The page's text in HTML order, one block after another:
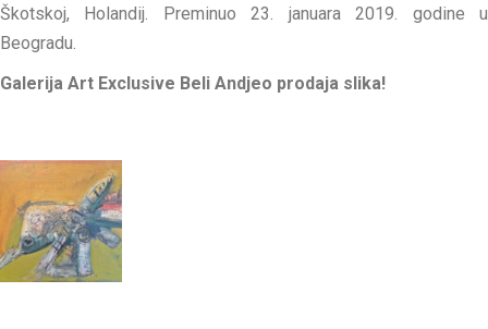
Škotskoj, Holandij. Preminuo 23. januara 2019. godine u
Beogradu.
Galerija Art Exclusive Beli Andjeo prodaja slika!